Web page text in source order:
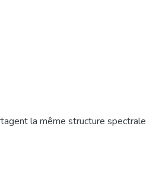
la même structure spectrale